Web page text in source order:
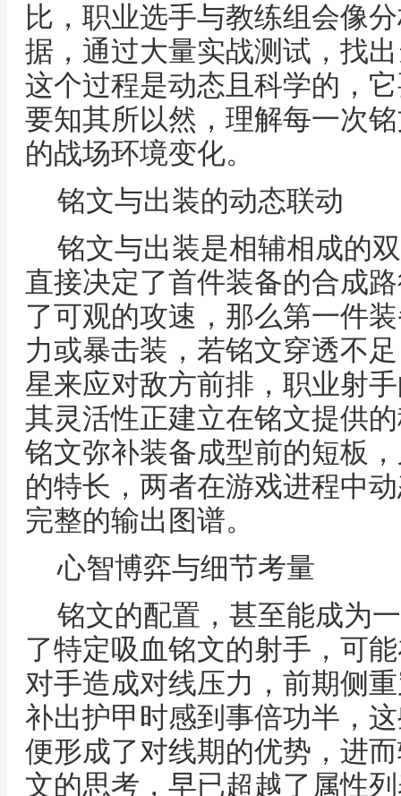
比，职业选手与教练组会像
据，通过大量实战测试，找
这个过程是动态且科学的，
要知其所以然，理解每一次
的战场环境变化。
铭文与出装的动态联动
铭文与出装是相辅相成的
直接决定了首件装备的合成
了可观的攻速，那么第一件
力或暴击装，若铭文穿透不
星来应对敌方前排，职业射
其灵活性正建立在铭文提供
铭文弥补装备成型前的短板
的特长，两者在游戏进程中
完整的输出图谱。
心智博弈与细节考量
铭文的配置，甚至能成为
了特定吸血铭文的射手，可
对手造成对线压力，前期侧
补出护甲时感到事倍功半，
便形成了对线期的优势，进
文的思考，早已超越了属性